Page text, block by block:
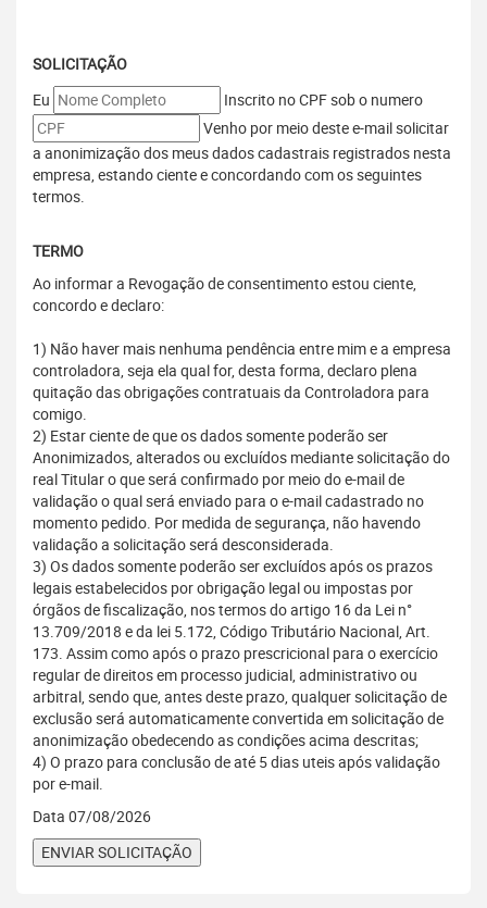
SOLICITAÇÃO
Eu
Inscrito no CPF sob o numero
Venho por meio deste e-mail solicitar
a anonimização dos meus dados cadastrais registrados nesta
empresa, estando ciente e concordando com os seguintes
termos.
TERMO
Ao informar a Revogação de consentimento estou ciente,
concordo e declaro:
1) Não haver mais nenhuma pendência entre mim e a empresa
controladora, seja ela qual for, desta forma, declaro plena
quitação das obrigações contratuais da Controladora para
comigo.
2) Estar ciente de que os dados somente poderão ser
Anonimizados, alterados ou excluídos mediante solicitação do
real Titular o que será confirmado por meio do e-mail de
validação o qual será enviado para o e-mail cadastrado no
momento pedido. Por medida de segurança, não havendo
validação a solicitação será desconsiderada.
3) Os dados somente poderão ser excluídos após os prazos
legais estabelecidos por obrigação legal ou impostas por
órgãos de fiscalização, nos termos do artigo 16 da Lei n°
13.709/2018 e da lei 5.172, Código Tributário Nacional, Art.
173. Assim como após o prazo prescricional para o exercício
regular de direitos em processo judicial, administrativo ou
arbitral, sendo que, antes deste prazo, qualquer solicitação de
exclusão será automaticamente convertida em solicitação de
anonimização obedecendo as condições acima descritas;
4) O prazo para conclusão de até 5 dias uteis após validação
por e-mail.
Data 07/08/2026